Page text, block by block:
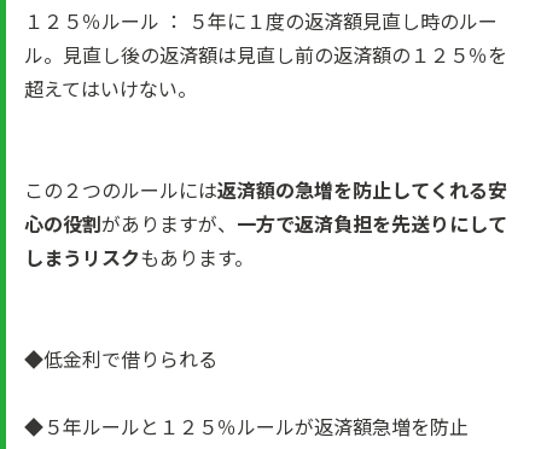
１２５％ルール ： ５年に１度の返済額見直し時のルー
ル。見直し後の返済額は見直し前の返済額の１２５％を
超えてはいけない。
この２つのルールには返済額の急増を防止してくれる安
心の役割がありますが、 一方で返済負担を先送りにして
しまうリスクもあります。
◆低金利で借りられる
◆５年ルールと１２５％ルールが返済額急増を防止